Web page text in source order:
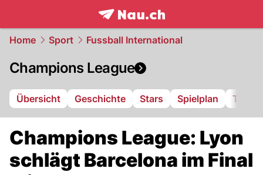
frontpage.NAU.ch
Home Sport Fussball International
Champions League
Übersicht Geschichte Stars Spielplan
Champions League: Lyon
schlägt Barcelona im Final